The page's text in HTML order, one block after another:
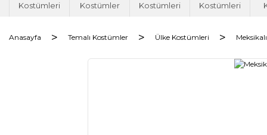
Kostümleri
Kostümler
Kostümleri
Kostümleri
Anasayfa Temalı Kostümler Ülke Kostümleri